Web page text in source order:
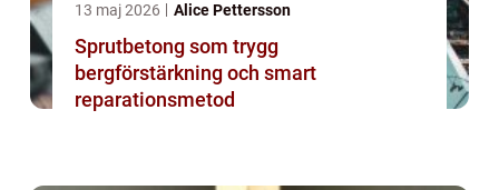
13 maj 2026 Alice Pettersson
Sprutbetong som trygg
bergförstärkning och smart
reparationsmetod